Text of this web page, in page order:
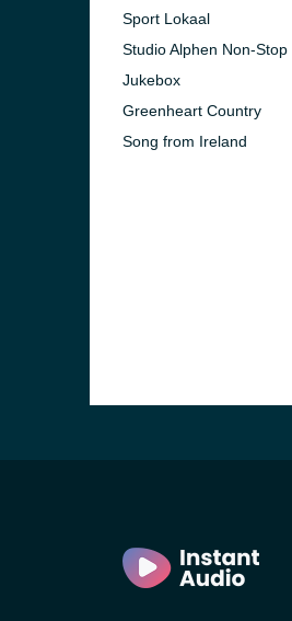
Sport Lokaal
Studio Alphen Non-Stop
Jukebox
Greenheart Country
Song from Ireland